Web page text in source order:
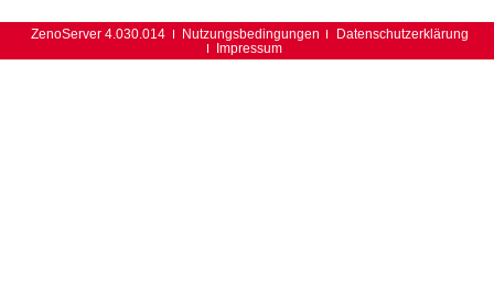
ZenoServer 4.030.014 Nutzungsbedingungen
Datenschutzerklärung
Impressum